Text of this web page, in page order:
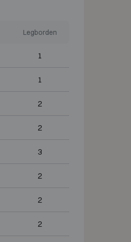
Legborden
1
1
2
2
3
2
2
2